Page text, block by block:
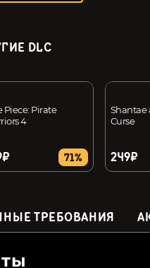
DLC
Piece: Pirate
4
71%
Shantae
Curse
249₽
ТРЕБОВАНИЯ